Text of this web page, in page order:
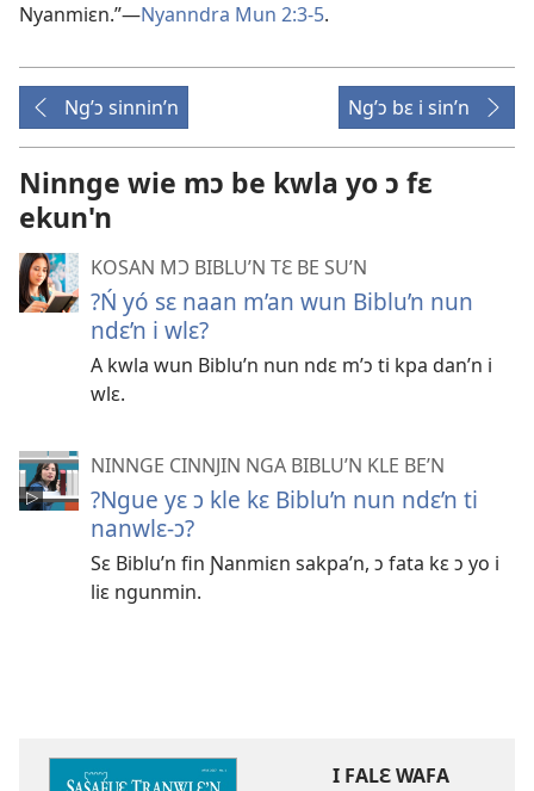
Nyanmiɛn.”—Nyanndra Mun 2:3-5.
Ng’ɔ sinnin’n Ng’ɔ bɛ i sin’n
Ninnge wie mɔ be kwla yo ɔ fɛ
ekun'n
KOSAN MƆ BIBLU’N TƐ BE SU’N
?Ń yó sɛ naan m’an wun Biblu’n nun
ndɛ’n i wlɛ?
A kwla wun Biblu’n nun ndɛ m’ɔ ti kpa dan’n i
wlɛ.
NINNGE CINNJIN NGA BIBLU’N KLE BE’N
?Ngue yɛ ɔ kle kɛ Biblu’n nun ndɛ’n ti
nanwlɛ-ɔ?
Sɛ Biblu’n fin Ɲanmiɛn sakpa’n, ɔ fata kɛ ɔ yo i
liɛ ngunmin.
I FALƐ WAFA